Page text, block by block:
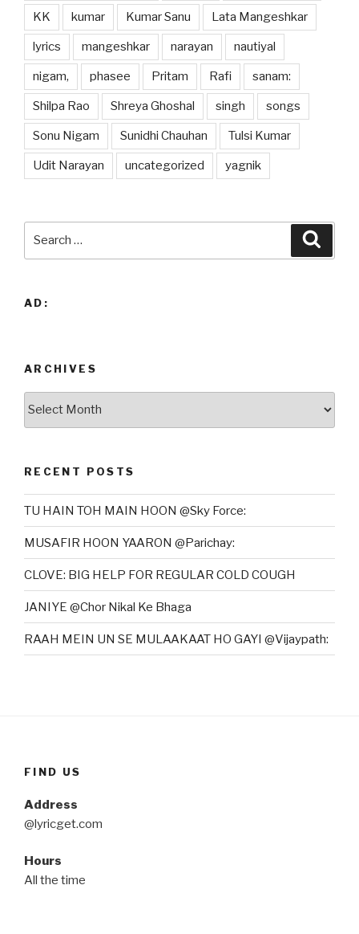
KK kumar Kumar Sanu Lata Mangeshkar
lyrics mangeshkar narayan nautiyal
nigam, phasee Pritam Rafi sanam:
Shilpa Rao Shreya Ghoshal singh songs
Sonu Nigam Sunidhi Chauhan Tulsi Kumar
Udit Narayan uncategorized yagnik
AD:
ARCHIVES
RECENT POSTS
TU HAIN TOH MAIN HOON @Sky Force:
MUSAFIR HOON YAARON @Parichay:
CLOVE: BIG HELP FOR REGULAR COLD COUGH
JANIYE @Chor Nikal Ke Bhaga
RAAH MEIN UN SE MULAAKAAT HO GAYI @Vijaypath:
FIND US
Address
@lyricget.com
Hours
All the time